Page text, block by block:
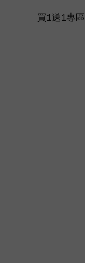
買1送1專區